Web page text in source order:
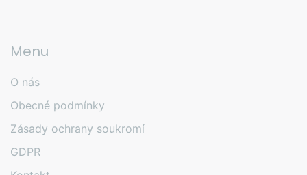
Menu
O nás
Obecné podmínky
Zásady ochrany soukromí
GDPR